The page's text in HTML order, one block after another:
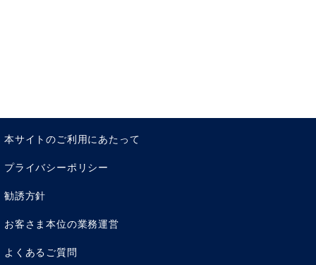
本サイトのご利用にあたって
プライバシーポリシー
勧誘方針
お客さま本位の業務運営
よくあるご質問